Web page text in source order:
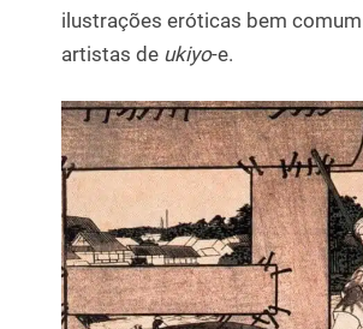
ilustrações eróticas bem
artistas de ukiyo-e.